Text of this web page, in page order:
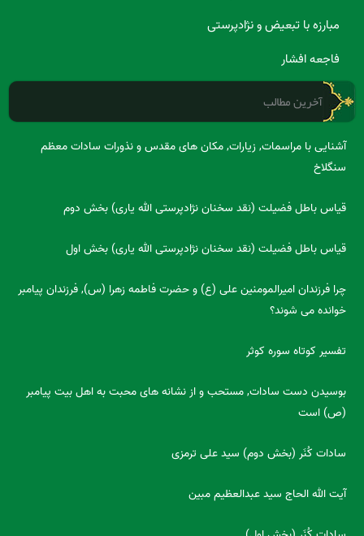
مبارزه با تبعیض و نژادپرستی
فاجعه افشار
آخرین مطالب
آشنایی با مراسمات, زیارات, مکان های مقدس و نذورات سادات معظم
سنگلاخ
قیاس باطل فضیلت (نقد سخنان نژادپرستی الله یاری) بخش دوم
قیاس باطل فضیلت (نقد سخنان نژادپرستی الله یاری) بخش اول
چرا فرزندان امیرالمومنین علی (ع) و حضرت فاطمه زهرا (س), فرزندان پیامبر
خوانده می شوند؟
تفسیر کوتاه سوره کوثر
بوسیدن دست سادات, مستحب و از نشانه های محبت به اهل بیت پیامبر
(ص) است
سادات کُنَر (بخش دوم) سید علی ترمزی
آیت الله الحاج سید عبدالعظیم مبین